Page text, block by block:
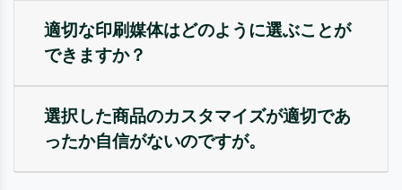
適切な印刷媒体はどのように選ぶことが
できますか？
選択した商品のカスタマイズが適切であ
ったか自信がないのですが。